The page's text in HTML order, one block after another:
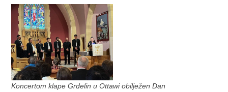
Koncertom klape Grdelin u Ottawi obilježen Dan